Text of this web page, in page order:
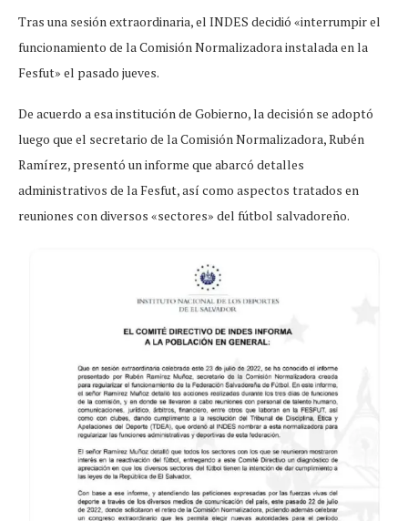
Tras una sesión extraordinaria, el INDES decidió «interrumpir el
funcionamiento de la Comisión Normalizadora instalada en la
Fesfut» el pasado jueves.
De acuerdo a esa institución de Gobierno, la decisión se adoptó
luego que el secretario de la Comisión Normalizadora, Rubén
Ramírez, presentó un informe que abarcó detalles
administrativos de la Fesfut, así como aspectos tratados en
reuniones con diversos «sectores» del fútbol salvadoreño.